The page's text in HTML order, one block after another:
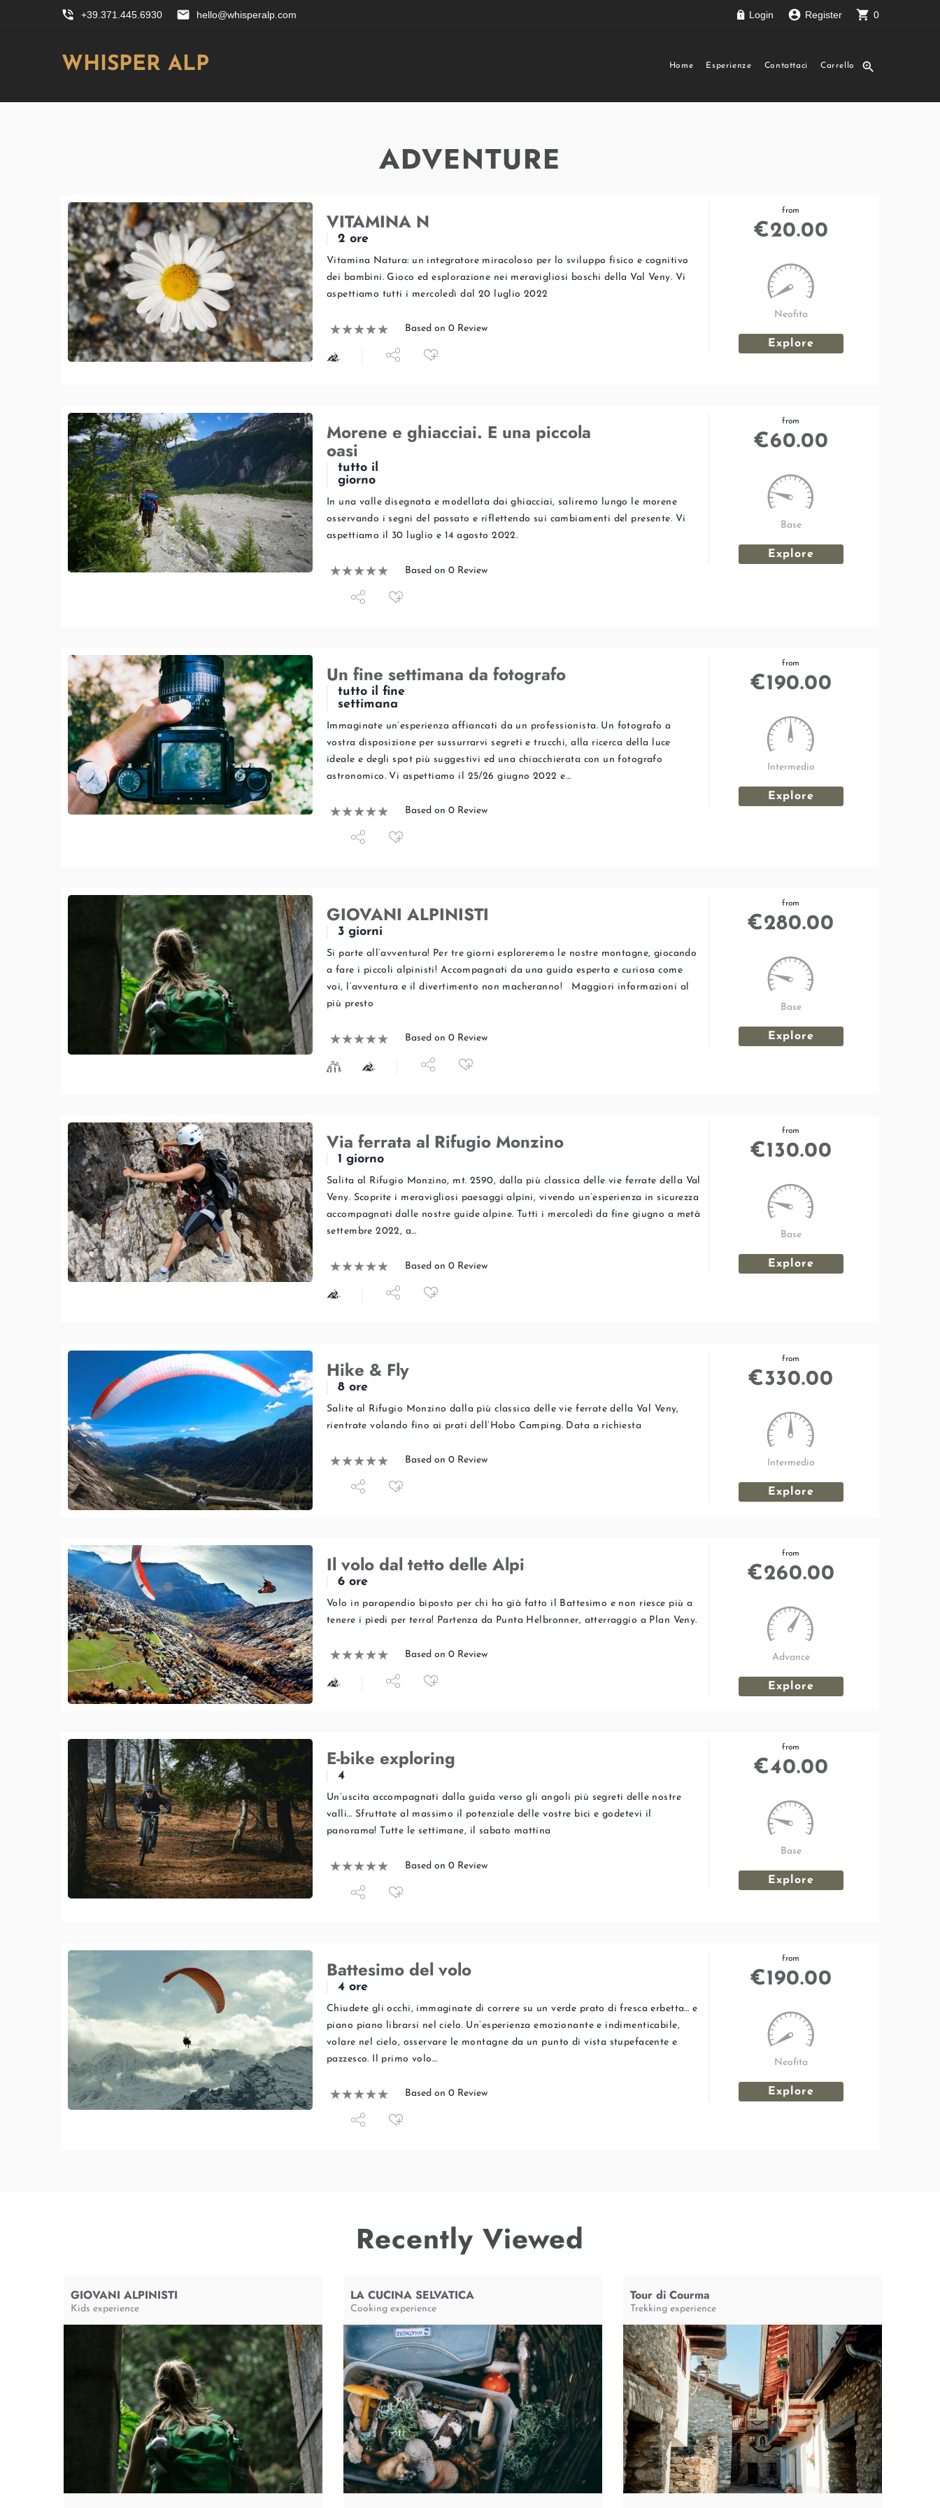
phone_in_talk +39.371.445.6930 email hello@whisperalp.com Login account_circle Register shopping_cart 0
WHISPER ALP Home Esperienze Contattaci Carrello zoom_in
ADVENTURE
VITAMINA N
2 ore
Vitamina Natura: un integratore miracoloso per lo sviluppo fisico e cognitivo
dei bambini. Gioco ed esplorazione nei meravigliosi boschi della Val Veny. Vi
aspettiamo tutti i mercoledì dal 20 luglio 2022
Based on 0 Review
from
€20.00
Neofita
Explore
Morene e ghiacciai. E una piccola
oasi
tutto il
giorno
In una valle disegnata e modellata dai ghiacciai, saliremo lungo le morene
osservando i segni del passato e riflettendo sui cambiamenti del presente. Vi
aspettiamo il 30 luglio e 14 agosto 2022.
Based on 0 Review
from
€60.00
Base
Explore
Un fine settimana da fotografo
tutto il fine
settimana
Immaginate un’esperienza affiancati da un professionista. Un fotografo a
vostra disposizione per sussurrarvi segreti e trucchi, alla ricerca della luce
ideale e degli spot più suggestivi ed una chiacchierata con un fotografo
astronomico. Vi aspettiamo il 25/26 giugno 2022 e…
Based on 0 Review
from
€190.00
Intermedio
Explore
GIOVANI ALPINISTI
3 giorni
Si parte all’avventura! Per tre giorni esploreremo le nostre montagne, giocando
a fare i piccoli alpinisti! Accompagnati da una guida esperta e curiosa come
voi, l’avventura e il divertimento non macheranno! Maggiori informazioni al
più presto
Based on 0 Review
from
€280.00
Base
Explore
Via ferrata al Rifugio Monzino
1 giorno
Salita al Rifugio Monzino, mt. 2590, dalla più classica delle vie ferrate della Val
Veny. Scoprite i meravigliosi paesaggi alpini, vivendo un’esperienza in sicurezza
accompagnati dalle nostre guide alpine. Tutti i mercoledì da fine giugno a metà
settembre 2022, a…
Based on 0 Review
from
€130.00
Base
Explore
Hike & Fly
8 ore
Salite al Rifugio Monzino dalla più classica delle vie ferrate della Val Veny,
rientrate volando fino ai prati dell’Hobo Camping. Data a richiesta
Based on 0 Review
from
€330.00
Intermedio
Explore
Il volo dal tetto delle Alpi
6 ore
Volo in parapendio biposto per chi ha già fatto il Battesimo e non riesce più a
tenere i piedi per terra! Partenza da Punta Helbronner, atterraggio a Plan Veny.
Based on 0 Review
from
€260.00
Advance
Explore
E-bike exploring
4
Un’uscita accompagnati dalla guida verso gli angoli più segreti delle nostre
valli… Sfruttate al massimo il potenziale delle vostre bici e godetevi il
panorama! Tutte le settimane, il sabato mattina
Based on 0 Review
from
€40.00
Base
Explore
Battesimo del volo
4 ore
Chiudete gli occhi, immaginate di correre su un verde prato di fresca erbetta… e
piano piano librarsi nel cielo. Un’esperienza emozionante e indimenticabile,
volare nel cielo, osservare le montagne da un punto di vista stupefacente e
pazzesco. Il primo volo…
Based on 0 Review
from
€190.00
Neofita
Explore
Recently Viewed
GIOVANI ALPINISTI
Kids experience
LA CUCINA SELVATICA
Cooking experience
Tour di Courma
Trekking experience